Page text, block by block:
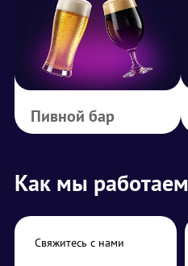
Пивной бар
Как мы работаем
Свяжитесь с нами